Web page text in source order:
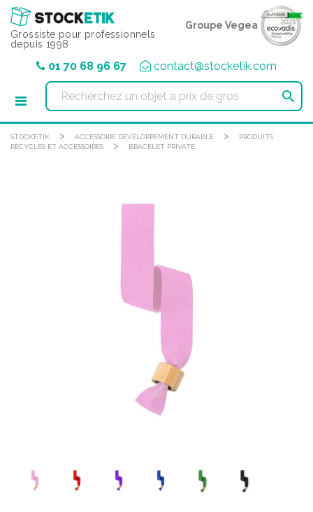
Grossiste pour professionnels
depuis 1998
Groupe Vegea
01 70 68 96 67 contact@stocketik.com

STOCKETIK > ACCESSOIRE DÉVELOPPEMENT DURABLE >
PRODUITS
RECYCLÉS ET ACCESSOIRES
> BRACELET PRIVATE
Panneau de gestion des cookies